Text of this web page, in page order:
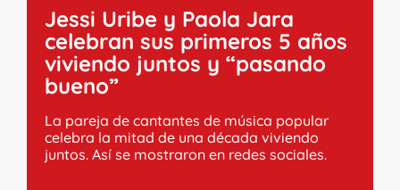
Jessi Uribe y Paola Jara
celebran sus primeros 5 años
viviendo juntos y “pasando
bueno”
La pareja de cantantes de música popular
celebra la mitad de una década viviendo
juntos. Así se mostraron en redes sociales.